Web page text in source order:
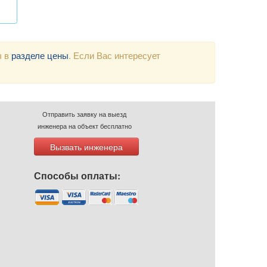
в разделе цены. Если Вас интересует
Отправить заявку на выезд
инженера на объект бесплатно
Вызвать инженера
Способы оплаты: